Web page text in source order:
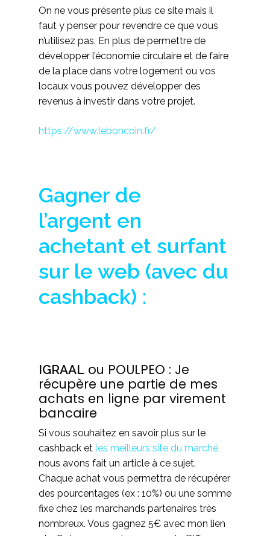
On ne vous présente plus ce site mais il
faut y penser pour revendre ce que vous
n’utilisez pas. En plus de permettre de
développer l’économie circulaire et de faire
de la place dans votre logement ou vos
locaux vous pouvez développer des
revenus à investir dans votre projet.
https://www.leboncoin.fr/
Gagner de
l’argent en
achetant et surfant
sur le web (avec du
cashback) :
IGRAAL ou POULPEO : Je
récupère une partie de mes
achats en ligne par virement
bancaire
Si vous souhaitez en savoir plus sur le
cashback et les meilleurs site du marché
nous avons fait un article à ce sujet.
Chaque achat vous permettra de récupérer
des pourcentages (ex : 10%) ou une somme
fixe chez les marchands partenaires très
nombreux. Vous gagnez 5€ avec mon lien